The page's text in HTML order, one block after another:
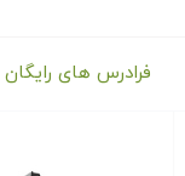
فرادرس های رایگان